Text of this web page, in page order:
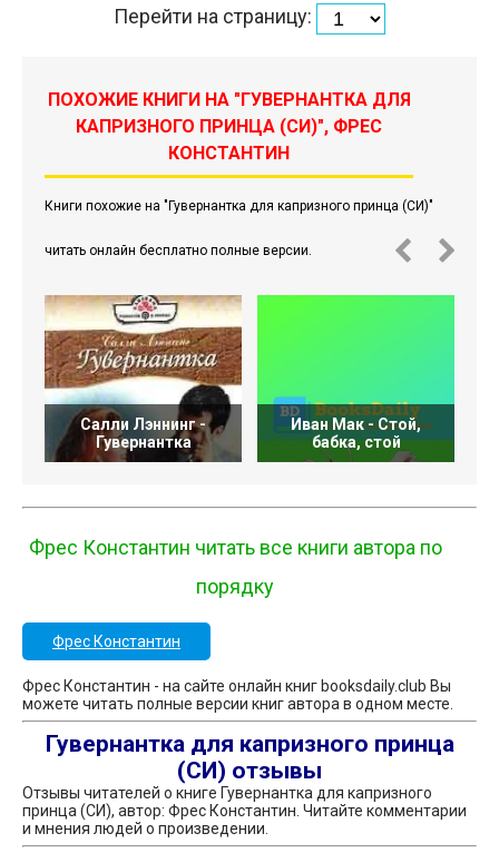
Перейти на страницу:
ПОХОЖИЕ КНИГИ НА "ГУВЕРНАНТКА ДЛЯ
КАПРИЗНОГО ПРИНЦА (СИ)", ФРЕС
КОНСТАНТИН
Книги похожие на "Гувернантка для капризного принца (СИ)"
читать онлайн бесплатно полные версии.
Салли Лэннинг -
Гувернантка
Иван Мак - Стой,
бабка, стой
Фрес Константин читать все книги автора по
порядку
Фрес Константин
Фрес Константин - на сайте онлайн книг booksdaily.club Вы
можете читать полные версии книг автора в одном месте.
Гувернантка для капризного принца
(СИ) отзывы
Отзывы читателей о книге Гувернантка для капризного
принца (СИ), автор: Фрес Константин. Читайте комментарии
и мнения людей о произведении.